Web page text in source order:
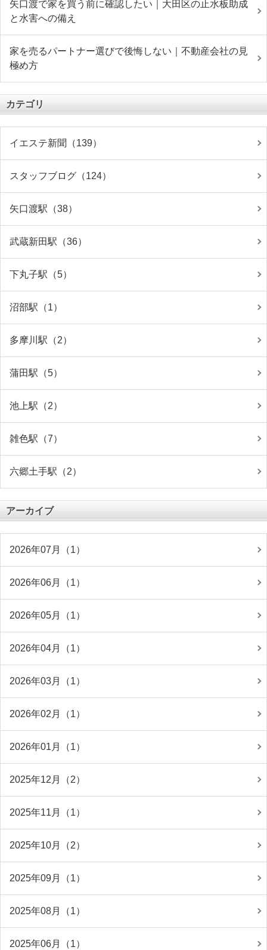
矢口渡で家を買う前に確認したい｜大田区の止水板助成
と水害への備え
家を売るパートナー選びで後悔しない｜不動産会社の見
極め方
カテゴリ
イエステ新聞（139）
スタッフブログ（124）
矢口渡駅（38）
武蔵新田駅（36）
下丸子駅（5）
沼部駅（1）
多摩川駅（2）
蒲田駅（5）
池上駅（2）
雑色駅（7）
六郷土手駅（2）
アーカイブ
2026年07月（1）
2026年06月（1）
2026年05月（1）
2026年04月（1）
2026年03月（1）
2026年02月（1）
2026年01月（1）
2025年12月（2）
2025年11月（1）
2025年10月（2）
2025年09月（1）
2025年08月（1）
2025年06月（1）